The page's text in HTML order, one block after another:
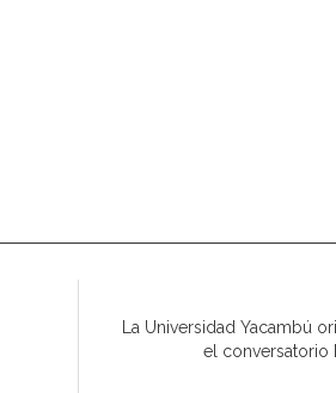
La Universidad Yacambú
el conversatorio